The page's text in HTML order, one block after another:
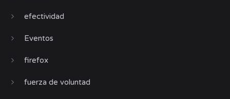
efectividad
Eventos
firefox
fuerza de voluntad